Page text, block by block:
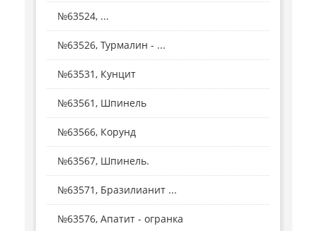
№63524, ...
№63526, Турмалин - ...
№63531, Кунцит
№63561, Шпинель
№63566, Корунд
№63567, Шпинель.
№63571, Бразилианит ...
№63576, Апатит - огранка